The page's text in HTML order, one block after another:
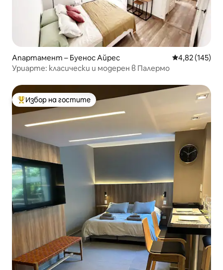
Апартамент – Буенос Айрес Средна
4,82 (145)
Уриарте: класически и модерен в Палермо
Най-популярен избор на гостите
Избор на гостите